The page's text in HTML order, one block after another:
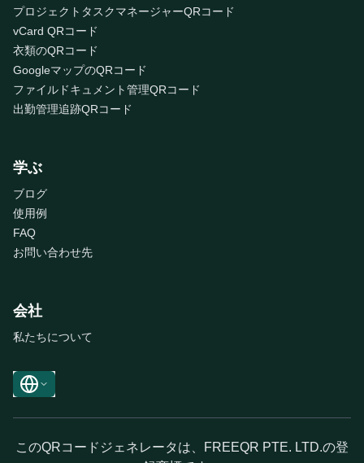
プロジェクトタスクマネージャーQRコード
vCard QRコード
衣類のQRコード
GoogleマップのQRコード
ファイルドキュメント管理QRコード
出勤管理追跡QRコード
学ぶ
ブログ
使用例
FAQ
お問い合わせ先
会社
私たちについて
このQRコードジェネレータは、FREEQR PTE. LTD.の登